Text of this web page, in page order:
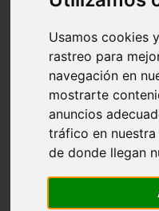
Usamos cookies
rastreo para
navegación en
mostrarte
anuncios
tráfico en
de donde llegan
reptiles
abandono
adopci n
higiene
snacks
acuario
comercios